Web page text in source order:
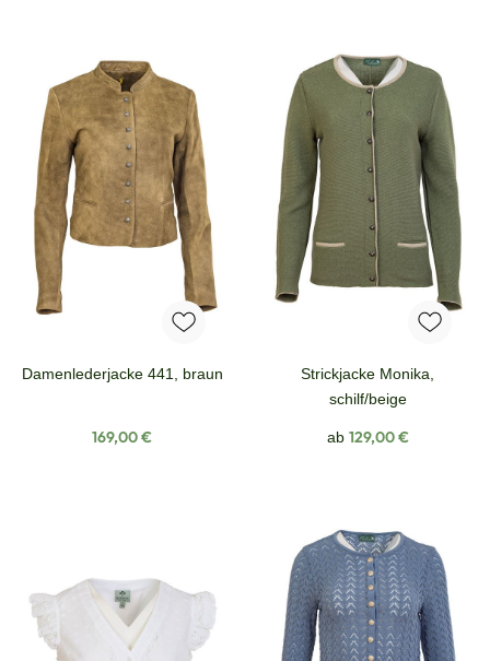
Damenlederjacke 441, braun
Regulärer Preis:
169,00 €
Strickjacke Monika,
schilf/beige
Regulärer Preis:
ab 129,00 €